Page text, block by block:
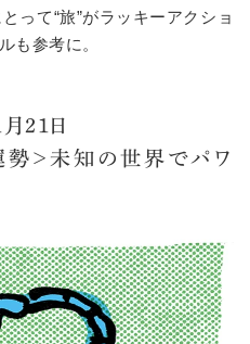
って“旅”がラッキーアクショ
も参考に。
21日
＞未知の世界でパワ